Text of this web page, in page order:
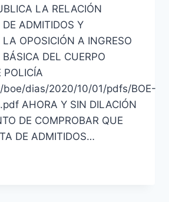
LA RELACIÓN
ADMITIDOS Y
OPOSICIÓN A INGRESO
DEL CUERPO
POLICÍA
dias/2020/10/01/pdfs/BOE-
AHORA Y SIN DILACIÓN
DE COMPROBAR QUE
DE ADMITIDOS…